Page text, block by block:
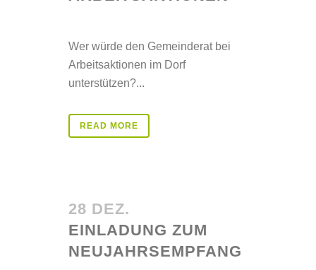
Wer würde den Gemeinderat bei
Arbeitsaktionen im Dorf
unterstützen?...
READ MORE
28 DEZ.
EINLADUNG ZUM
NEUJAHRSEMPFANG